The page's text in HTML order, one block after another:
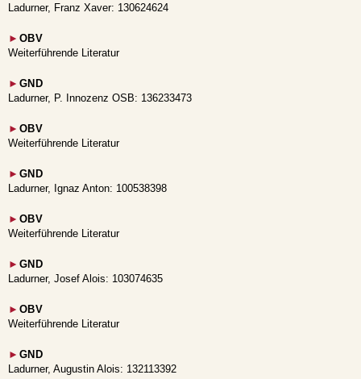
Ladurner, Franz Xaver: 130624624
► OBV
Weiterführende Literatur
► GND
Ladurner, P. Innozenz OSB: 136233473
► OBV
Weiterführende Literatur
► GND
Ladurner, Ignaz Anton: 100538398
► OBV
Weiterführende Literatur
► GND
Ladurner, Josef Alois: 103074635
► OBV
Weiterführende Literatur
► GND
Ladurner, Augustin Alois: 132113392